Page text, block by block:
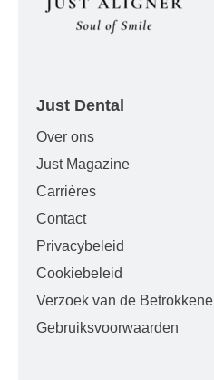
Just Dental
Over ons
Just Magazine
Carrières
Contact
Privacybeleid
Cookiebeleid
Verzoek van de Betrokkene
Gebruiksvoorwaarden